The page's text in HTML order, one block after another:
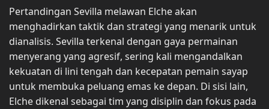
Pertandingan Sevilla melawan Elche akan
menghadirkan taktik dan strategi yang menarik untuk
dianalisis. Sevilla terkenal dengan gaya permainan
menyerang yang agresif, sering kali mengandalkan
kekuatan di lini tengah dan kecepatan pemain sayap
untuk membuka peluang emas ke depan. Di sisi lain,
Elche dikenal sebagai tim yang disiplin dan fokus pada